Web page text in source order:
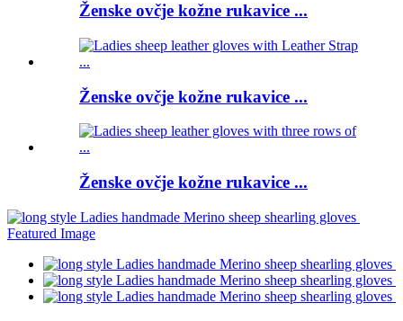
Ženske ovčje kožne rukavice ...
Ženske ovčje kožne rukavice ...
Ženske ovčje kožne rukavice ...